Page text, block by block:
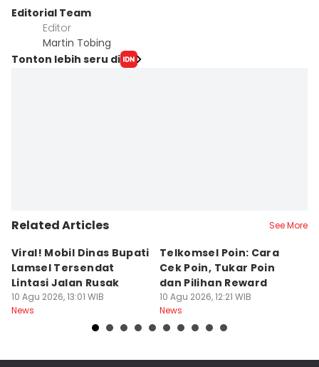
Editorial Team
Editor
Martin Tobing
Tonton lebih seru di
Related Articles See More
Viral! Mobil Dinas Bupati
Lamsel Tersendat
Lintasi Jalan Rusak
10 Agu 2026, 13:01 WIB
News
Telkomsel Poin: Cara
Cek Poin, Tukar Poin
dan Pilihan Reward
10 Agu 2026, 12:21 WIB
News